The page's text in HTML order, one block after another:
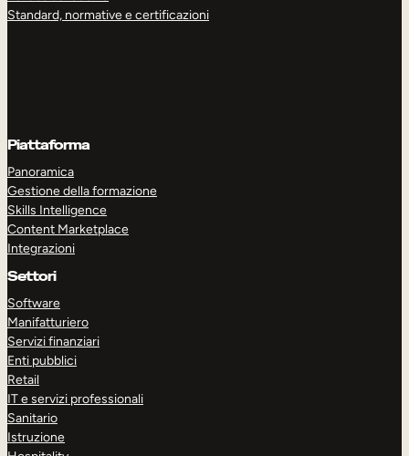
Standard, normative e certificazioni
Piattaforma
Panoramica
Gestione della formazione
Skills Intelligence
Content Marketplace
Integrazioni
Settori
Software
Manifatturiero
Servizi finanziari
Enti pubblici
Retail
IT e servizi professionali
Sanitario
Istruzione